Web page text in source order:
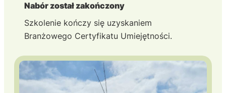
Nabór został zakończony
Szkolenie kończy się uzyskaniem
Branżowego Certyfikatu Umiejętności.